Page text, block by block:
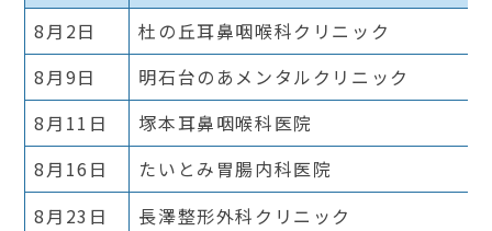
8月2日
杜の丘耳鼻咽喉科クリニック
8月9日
明石台のあメンタルクリニック
8月11日
塚本耳鼻咽喉科医院
8月16日
たいとみ胃腸内科医院
8月23日
長澤整形外科クリニック